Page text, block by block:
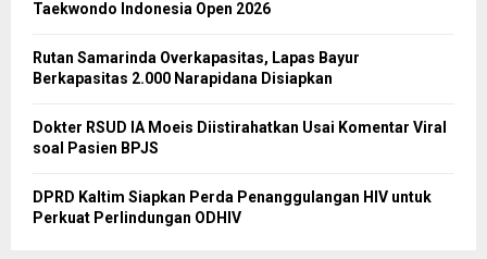
Taekwondo Indonesia Open 2026
Rutan Samarinda Overkapasitas, Lapas Bayur
Berkapasitas 2.000 Narapidana Disiapkan
Dokter RSUD IA Moeis Diistirahatkan Usai Komentar Viral
soal Pasien BPJS
DPRD Kaltim Siapkan Perda Penanggulangan HIV untuk
Perkuat Perlindungan ODHIV